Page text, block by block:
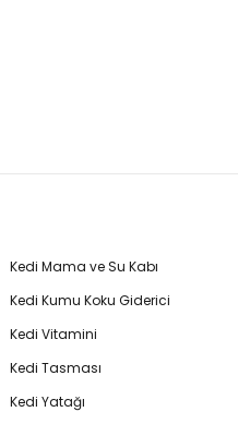
Kedi Mama ve Su Kabı
Kedi Kumu Koku Giderici
Kedi Vitamini
Kedi Tasması
Kedi Yatağı